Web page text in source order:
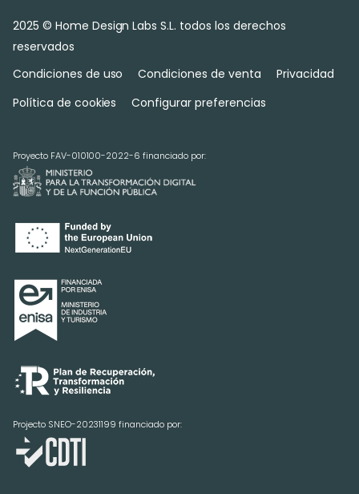
2025 © Home Design Labs S.L. todos los derechos
reservados
Condiciones de uso
Condiciones de venta
Privacidad
Política de cookies
Configurar preferencias
Proyecto FAV-010100-2022-6 financiado por:
Projecto SNEO-20231199 financiado por: